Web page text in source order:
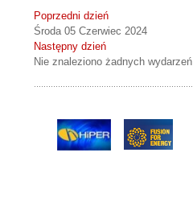
Poprzedni dzień
Środa 05 Czerwiec 2024
Następny dzień
Nie znaleziono żadnych wydarzeń